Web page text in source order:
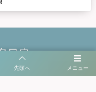
メニュー
先頭へ